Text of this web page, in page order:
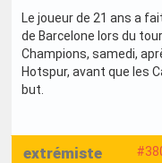
Le joueur de 21 ans a
de Barcelone lors du
Champions, samedi,
Hotspur, avant que les
but.
extrémiste